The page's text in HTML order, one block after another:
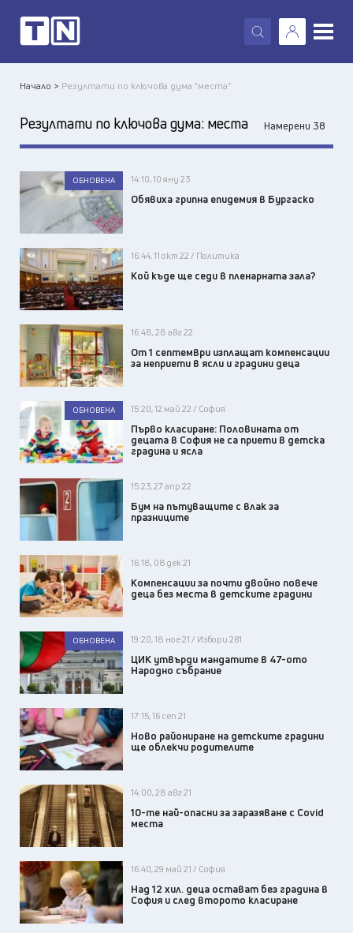
X
Начало > Резултати по ключова дума "места"
Резултати по ключова дума: места Намерени 38
ОБНОВЕНА 14:10, 10 яну 23
Обявиха грипна епидемия в Бургаско
16:44, 11 окт 22 / Политика
Кой къде ще седи в пленарната зала?
16:48, 28 авг 22
От 1 септември изплащат компенсации
за неприети в ясли и градини деца
ОБНОВЕНА 15:20, 12 май 22 / София
Първо класиране: Половината от
децата в София не са приети в детска
градина и ясла
15:23, 27 апр 22
Бум на пътуващите с влак за
празниците
16:18, 08 дек 21
Компенсации за почти двойно повече
деца без места в детските градини
ОБНОВЕНА 19:20, 18 ное 21 / Избори 2в1
ЦИК утвърди мандатите в 47-ото
Народно събрание
17:15, 16 сеп 21
Ново райониране на детските градини
ще облекчи родителите
14:00, 28 авг 21
10-те най-опасни за заразяване с Covid
места
16:40, 29 май 21 / София
Над 12 хил. деца остават без градина в
София и след второто класиране